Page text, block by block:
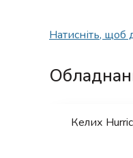
Натисніть, щоб
Келих